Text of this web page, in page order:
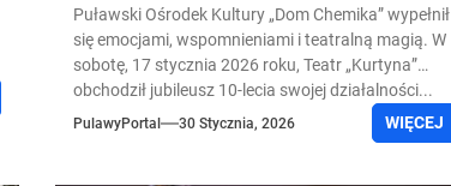
Puławski Ośrodek Kultury „Dom Chemika” wypełnił
się emocjami, wspomnieniami i teatralną magią. W
sobotę, 17 stycznia 2026 roku, Teatr „Kurtyna”
obchodził jubileusz 10-lecia swojej działalności...
PulawyPortal 30 Stycznia, 2026 WIĘCEJ